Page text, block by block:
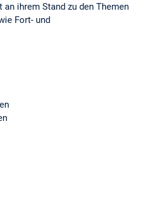
ihrem Stand zu den Themen
Fort- und